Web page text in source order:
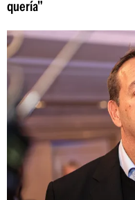
quería"